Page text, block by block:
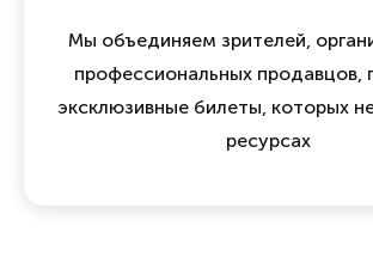
Мы объединяем зрителей,
профессиональных продавцов,
эксклюзивные билеты, которых
ресурсах